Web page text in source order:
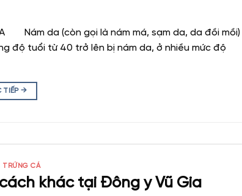
Nám da (còn gọi là nám má, sạm da, da đồi mồi)
độ tuổi từ 40 trở lên bị nám da, ở nhiều mức độ
TIẾP→
TRỨNG CÁ
khác tại Đông y Vũ Gia